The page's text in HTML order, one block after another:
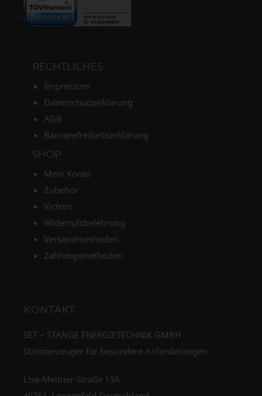
RECHTLICHES
Impressum
Datenschutzerklärung
AGB
Barrierefreiheitserklärung
SHOP
Mein Konto
Zubehör
Victron
Widerrufsbelehrung
Versandmethoden
Zahlungsmethoden
KONTAKT
SET – STANGE ENERGIETECHNIK GMBH
Stromerzeuger für besondere Anforderungen
Lise-Meitner-Straße 13A